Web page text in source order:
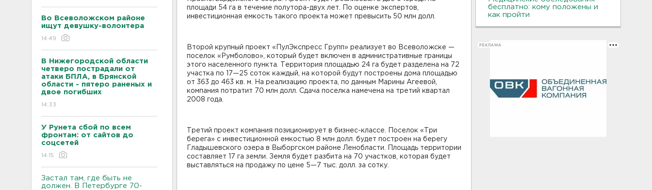
Во Всеволожском районе
ищут девушку-волонтера
14:49
В Нижегородской области
четверо пострадали от
атаки БПЛА, в Брянской
области - пятеро раненых и
двое погибших
14:33
У Рунета сбой по всем
фронтам: от сайтов до
соцсетей
14:15
Застал там, где быть не
должен. В Петербурге 70-
площади 54 га в течение полутора-двух лет. По оценке экспертов,
инвестиционная емкость такого проекта может превысить 50 млн долл.
Второй крупный проект «Пул­Экспресс Групп» реализует во Всеволожске —
поселок «Румболово», который будет включен в административные границы
этого населенного пункта. Территория площадью 24 га будет разделена на 72
участка по 17—25 соток каждый, на которой будут построены дома площадью
от 363 до 463 кв. м. На реализацию проекта, по данным Марины Агеевой,
компания потратит 70 млн долл. Сдача поселка намечена на третий квартал
2008 года.
Третий проект компания позиционирует в бизнес-классе. Поселок «Три
берега» с инвестиционной емкостью 8 млн долл. будет построен на берегу
Гладышевского озера в Выборгском районе Ленобласти. Площадь территории
составляет 17 га земли. Земля будет разбита на 70 участков, которая будет
выставляться на продажу по цене 5—7 тыс. долл. за сотку.
бесплатно: кому положены и
как пройти
РЕКЛАМА